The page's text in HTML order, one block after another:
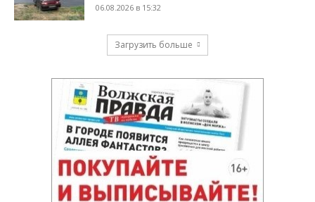
06.08.2026 в 15:32
Загрузить больше